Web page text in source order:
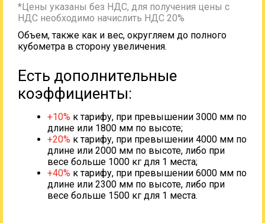
*Цены указаны без НДС, для получения цены с
НДС необходимо начислить НДС 20%
Объем, также как и вес, округляем до полного
кубометра в сторону увеличения.
Есть дополнительные
коэффициенты:
+10% к тарифу, при превышении 3000 мм по
длине или 1800 мм по высоте;
+20% к тарифу, при превышении 4000 мм по
длине или 2000 мм по высоте, либо при
весе больше 1000 кг для 1 места;
+40% к тарифу, при превышении 6000 мм по
длине или 2300 мм по высоте, либо при
весе больше 1500 кг для 1 места.